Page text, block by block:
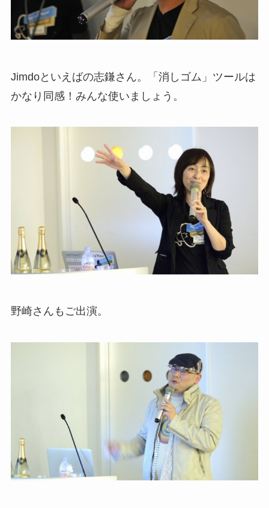
Jimdoといえばの志鎌さん。「消しゴム」ツールは
かなり同感！みんな使いましょう。
野崎さんもご出演。